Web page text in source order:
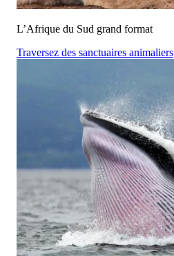
L’Afrique du Sud grand format
Traversez des sanctuaires animaliers